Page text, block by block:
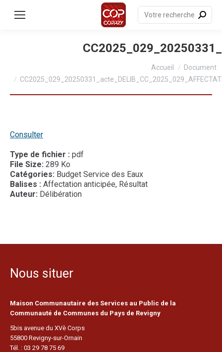
principal
Recherche
:
Accueil
Document
Consulter
Type de fichier : pdf
File Size: 289 Ko
Catégories: Budget Service des Eaux
Balises : Affectation anticipée, Résultat
Auteur: Délibération
Nous situer
Maison Communautaire des Services au Public de la
Communauté de Communes du Pays de Revigny
5bis avenue du XVè Corps
55800 Revigny-sur-Ornain
Tél. : 03 29 78 75 69